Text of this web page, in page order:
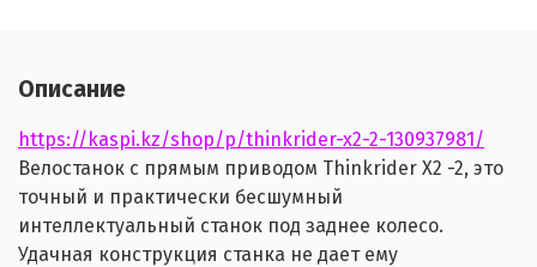
Описание
https://kaspi.kz/shop/p/thinkrider-x2-2-130937981/
Велостанок c прямым приводом Thinkrider X2 -2, это
точный и практически бесшумный
интеллектуальный станок под заднее колесо.
Удачная конструкция станка не дает ему